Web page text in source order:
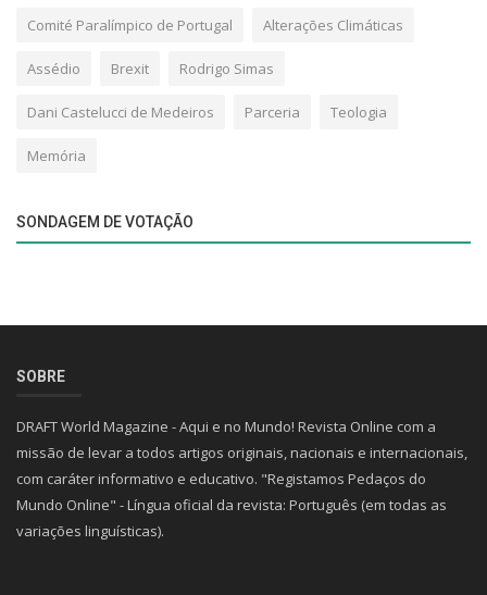
Comité Paralímpico de Portugal Alterações Climáticas
Assédio Brexit Rodrigo Simas
Dani Castelucci de Medeiros Parceria Teologia
Memória
SONDAGEM DE VOTAÇÃO
SOBRE
DRAFT World Magazine - Aqui e no Mundo! Revista Online com a
missão de levar a todos artigos originais, nacionais e internacionais,
com caráter informativo e educativo. "Registamos Pedaços do
Mundo Online" - Língua oficial da revista: Português (em todas as
variações linguísticas).